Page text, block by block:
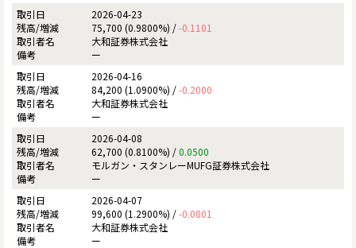
2026-04-23
75,700 (0.9800%) /-0.1101
大和証券株式会社
ー
2026-04-16
84,200 (1.0900%) /-0.2000
大和証券株式会社
ー
2026-04-08
62,700 (0.8100%) /0.0500
モルガン・スタンレーMUFG証券株式会社
ー
2026-04-07
99,600 (1.2900%) /-0.0801
大和証券株式会社
ー